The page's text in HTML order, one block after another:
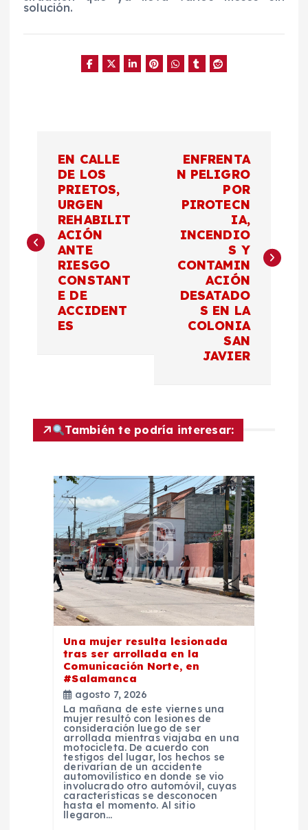
solución.
e
ó
n
EN CALLE
DE LOS
PRIETOS,
URGEN
REHABILIT
ACIÓN
ANTE
RIESGO
CONSTANT
E DE
ACCIDENT
ES
ENFRENTA
N PELIGRO
POR
PIROTECN
IA,
INCENDIO
S Y
CONTAMIN
ACIÓN
DESATADO
S EN LA
COLONIA
SAN
JAVIER
También te podría interesar:
Una mujer resulta lesionada
tras ser arrollada en la
Comunicación Norte, en
#Salamanca
agosto 7, 2026
La mañana de este viernes una
mujer resultó con lesiones de
consideración luego de ser
arrollada mientras viajaba en una
motocicleta. De acuerdo con
testigos del lugar, los hechos se
derivarían de un accidente
automovilístico en donde se vio
involucrado otro automóvil, cuyas
características se desconocen
hasta el momento. Al sitio
llegaron…